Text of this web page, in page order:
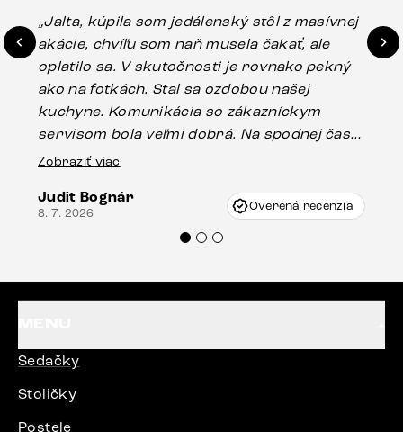
„Jalta, kúpila som jedálenský stôl z masívnej
akácie, chvíľu som naň musela čakať, ale
oplatilo sa. V skutočnosti je rovnako pekný
ako na fotkách. Stal sa ozdobou našej
kuchyne. Komunikácia so zákazníckym
servisom bola veľmi dobrá. Na spodnej časti
stola bolo malé poškodenie, pravdepodobne
Vincze pri riešení mojej záležitosti pristúpili
veľmi korektne. Odporúčam produkty Delife
Zobraziť viac
Judit Bognár
8. 7. 2026 Overená recenzia
Sedačky
Stoličky
Postele